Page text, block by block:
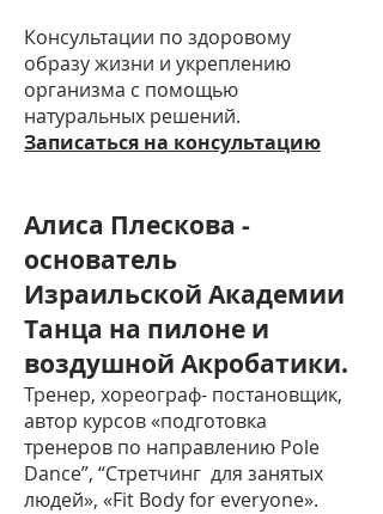
Консультации по здоровому
образу жизни и укреплению
организма с помощью
натуральных решений.
Записаться на консультацию
Алиса Плескова -
основатель
Израильской Академии
Танца на пилоне и
воздушной Акробатики.
Тренер, хореограф- постановщик,
автор курсов «подготовка
тренеров по направлению Pole
Dance”, “Стретчинг для занятых
людей», «Fit Body for everyone».